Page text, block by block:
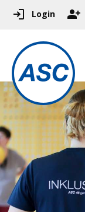
Login